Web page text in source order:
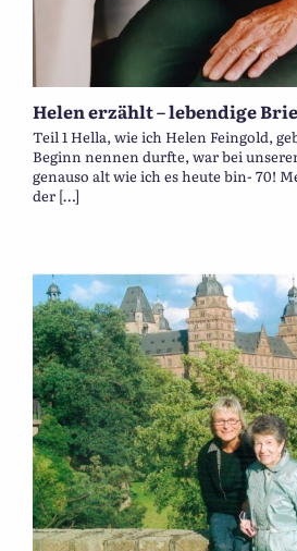
Helen erzählt – lebendige
Teil 1 Hella, wie ich Helen Feingold,
Beginn nennen durfte, war bei
genauso alt wie ich es heute bin- 70!
der […]